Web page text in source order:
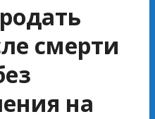
смерти
на